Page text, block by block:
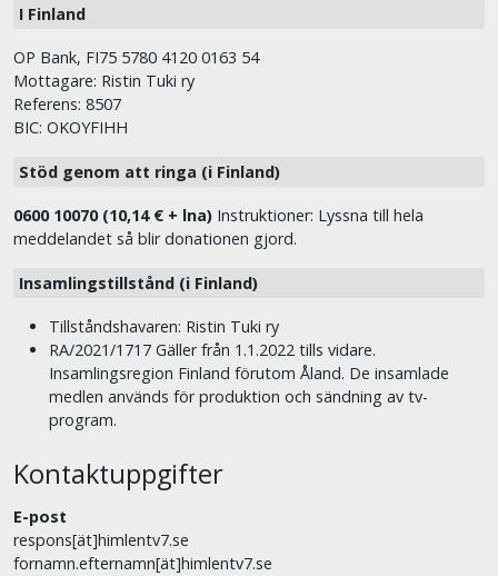
I Finland
OP Bank, FI75 5780 4120 0163 54
Mottagare: Ristin Tuki ry
Referens: 8507
BIC: OKOYFIHH
Stöd genom att ringa (i Finland)
0600 10070 (10,14 € + lna) Instruktioner: Lyssna till hela
meddelandet så blir donationen gjord.
Insamlingstillstånd (i Finland)
Tillståndshavaren: Ristin Tuki ry
RA/2021/1717 Gäller från 1.1.2022 tills vidare.
Insamlingsregion Finland förutom Åland. De insamlade
medlen används för produktion och sändning av tv-
program.
Kontaktuppgifter
E-post
respons[ät]himlentv7.se
fornamn.efternamn[ät]himlentv7.se